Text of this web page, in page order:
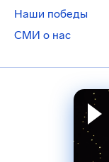
Наши победы
СМИ о нас